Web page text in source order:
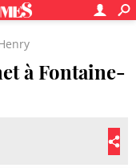
à Fontaine-